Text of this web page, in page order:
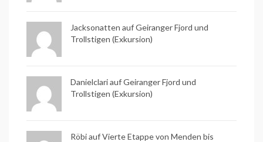
Jacksonatten aufGeiranger Fjord und
Trollstigen (Exkursion)
Danielclari aufGeiranger Fjord und
Trollstigen (Exkursion)
Röbi aufVierte Etappe von Menden bis